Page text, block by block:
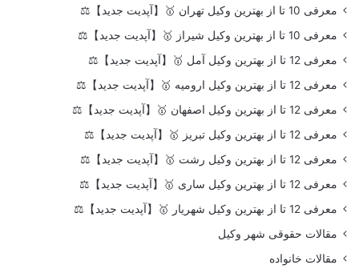
معرفی 10 تا از بهترین وکیل تهران 🥇【آپدیت جدید】⚖️
معرفی 10 تا از بهترین وکیل شیراز 🥇【آپدیت جدید】⚖️
معرفی 12 تا از بهترین وکیل آمل 🥇【آپدیت جدید】⚖️
معرفی 12 تا از بهترین وکیل ارومیه 🥇【آپدیت جدید】⚖️
معرفی 12 تا از بهترین وکیل اصفهان 🥇【آپدیت جدید】⚖️
معرفی 12 تا از بهترین وکیل تبریز 🥇【آپدیت جدید】⚖️
معرفی 12 تا از بهترین وکیل رشت 🥇【آپدیت جدید】⚖️
معرفی 12 تا از بهترین وکیل ساری 🥇【آپدیت جدید】⚖️
معرفی 12 تا از بهترین وکیل شهریار 🥇【آپدیت جدید】⚖️
مقالات حقوقی شهر وکیل
مقالات خانواده